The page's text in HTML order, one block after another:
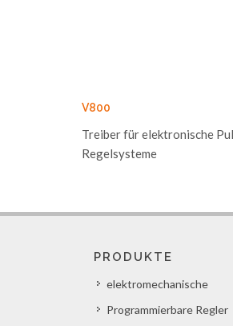
V800
Treiber für elektronische
Regelsysteme
PRODUKTE
elektromechanische
Programmierbare Regler